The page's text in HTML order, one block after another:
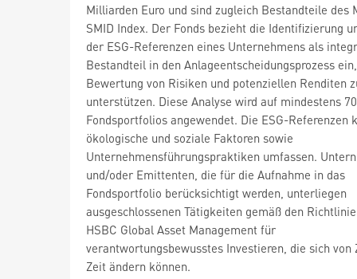
Milliarden Euro und sind zugleich Bestandteile des
SMID Index. Der Fonds bezieht die Identifizierung
der ESG-Referenzen eines Unternehmens als
Bestandteil in den Anlageentscheidungsprozess
Bewertung von Risiken und potenziellen Renditen
unterstützen. Diese Analyse wird auf mindestens
Fondsportfolios angewendet. Die ESG-Referenzen
ökologische und soziale Faktoren sowie
Unternehmensführungspraktiken umfassen.
und/oder Emittenten, die für die Aufnahme in das
Fondsportfolio berücksichtigt werden, unterliegen
ausgeschlossenen Tätigkeiten gemäß den
HSBC Global Asset Management für
verantwortungsbewusstes Investieren, die sich von
Zeit ändern können.